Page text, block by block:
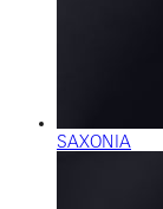
SAXONIA